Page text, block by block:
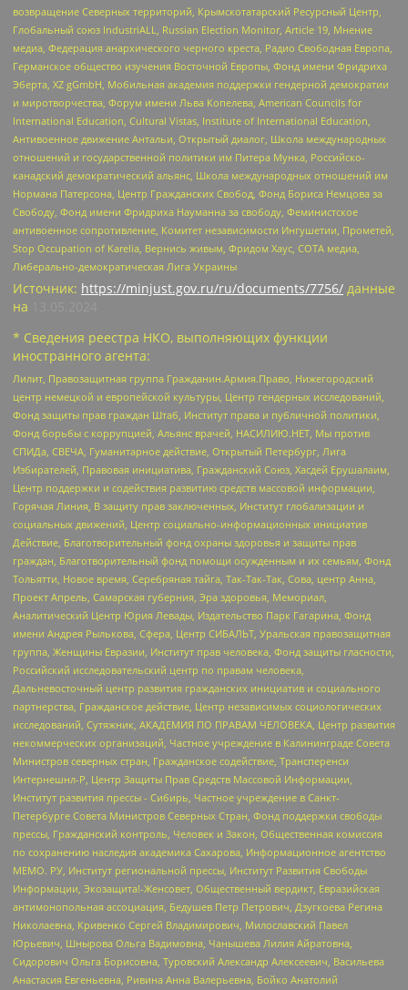
возвращение Северных территорий, Крымскотатарский Ресурсный Центр,
Глобальный союз IndustriALL, Russian Election Monitor, Article 19, Мнение
медиа, Федерация анархического черного креста, Радио Свободная Европа,
Германское общество изучения Восточной Европы, Фонд имени Фридриха
Эберта, XZ gGmbH, Мобильная академия поддержки гендерной демократии
и миротворчества, Форум имени Льва Копелева, American Councils for
International Education, Cultural Vistas, Institute of International Education,
Антивоенное движение Антальи, Открытый диалог, Школа международных
отношений и государственной политики им Питера Мунка, Российско-
канадский демократический альянс, Школа международных отношений им
Нормана Патерсона, Центр Гражданских Свобод, Фонд Бориса Немцова за
Свободу, Фонд имени Фридриха Науманна за свободу, Феминистское
антивоенное сопротивление, Комитет независимости Ингушетии, Прометей,
Stop Occupation of Karelia, Вернись живым, Фридом Хаус, СОТА медиа,
Либерально-демократическая Лига Украины
Источник: https://minjust.gov.ru/ru/documents/7756/ данные
на
* Сведения реестра НКО, выполняющих функции
иностранного агента:
Лилит, Правозащитная группа Гражданин.Армия.Право, Нижегородский
центр немецкой и европейской культуры, Центр гендерных исследований,
Фонд защиты прав граждан Штаб, Институт права и публичной политики,
Фонд борьбы с коррупцией, Альянс врачей, НАСИЛИЮ.НЕТ, Мы против
СПИДа, СВЕЧА, Гуманитарное действие, Открытый Петербург, Лига
Избирателей, Правовая инициатива, Гражданский Союз, Хасдей Ерушалаим,
Центр поддержки и содействия развитию средств массовой информации,
Горячая Линия, В защиту прав заключенных, Институт глобализации и
социальных движений, Центр социально-информационных инициатив
Действие, Благотворительный фонд охраны здоровья и защиты прав
граждан, Благотворительный фонд помощи осужденным и их семьям, Фонд
Тольятти, Новое время, Серебряная тайга, Так-Так-Так, Сова, центр Анна,
Проект Апрель, Самарская губерния, Эра здоровья, Мемориал,
Аналитический Центр Юрия Левады, Издательство Парк Гагарина, Фонд
имени Андрея Рылькова, Сфера, Центр СИБАЛЬТ, Уральская правозащитная
группа, Женщины Евразии, Институт прав человека, Фонд защиты гласности,
Российский исследовательский центр по правам человека,
Дальневосточный центр развития гражданских инициатив и социального
партнерства, Гражданское действие, Центр независимых социологических
исследований, Сутяжник, АКАДЕМИЯ ПО ПРАВАМ ЧЕЛОВЕКА, Центр развития
некоммерческих организаций, Частное учреждение в Калининграде Совета
Министров северных стран, Гражданское содействие, Трансперенси
Интернешнл-Р, Центр Защиты Прав Средств Массовой Информации,
Институт развития прессы - Сибирь, Частное учреждение в Санкт-
Петербурге Совета Министров Северных Стран, Фонд поддержки свободы
прессы, Гражданский контроль, Человек и Закон, Общественная комиссия
по сохранению наследия академика Сахарова, Информационное агентство
МЕМО. РУ, Институт региональной прессы, Институт Развития Свободы
Информации, Экозащита!-Женсовет, Общественный вердикт, Евразийская
антимонопольная ассоциация, Бедушев Петр Петрович, Дзугкоева Регина
Николаевна, Кривенко Сергей Владимирович, Милославский Павел
Юрьевич, Шнырова Ольга Вадимовна, Чанышева Лилия Айратовна,
Сидорович Ольга Борисовна, Туровский Александр Алексеевич, Васильева
Анастасия Евгеньевна, Ривина Анна Валерьевна, Бойко Анатолий